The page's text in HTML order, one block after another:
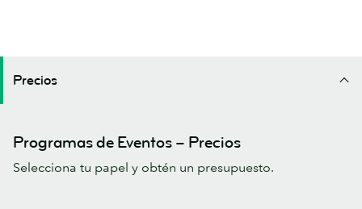
Precios
Programas de Eventos – Precios
Selecciona tu papel y obtén un presupuesto.